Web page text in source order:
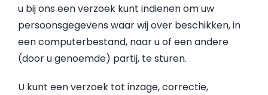
u bij ons een verzoek kunt indienen om uw
persoonsgegevens waar wij over beschikken, in
een computerbestand, naar u of een andere
(door u genoemde) partij, te sturen.
U kunt een verzoek tot inzage, correctie,